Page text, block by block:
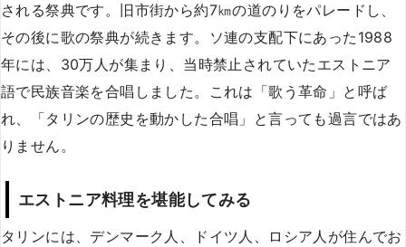
される祭典です。旧市街から約7㎞の道のりをパレードし、
その後に歌の祭典が続きます。ソ連の支配下にあった1988
年には、30万人が集まり、当時禁止されていたエストニア
語で民族音楽を合唱しました。これは「歌う革命」と呼ば
れ、「タリンの歴史を動かした合唱」と言っても過言ではあ
りません。
エストニア料理を堪能してみる
タリンには、デンマーク人、ドイツ人、ロシア人が住んでお